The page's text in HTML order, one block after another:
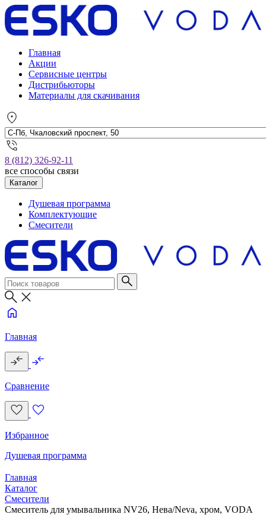
Главная
Акции
Сервисные центры
Дистрибьюторы
Материалы для скачивания
8 (812) 326-92-11
все способы связи
Каталог
Душевая программа
Комплектующие
Смесители
Главная
Сравнение
Избранное
Душевая программа
Главная
Каталог
Смесители
Смеситель для умывальника NV26, Нева/Neva, хром, VODA